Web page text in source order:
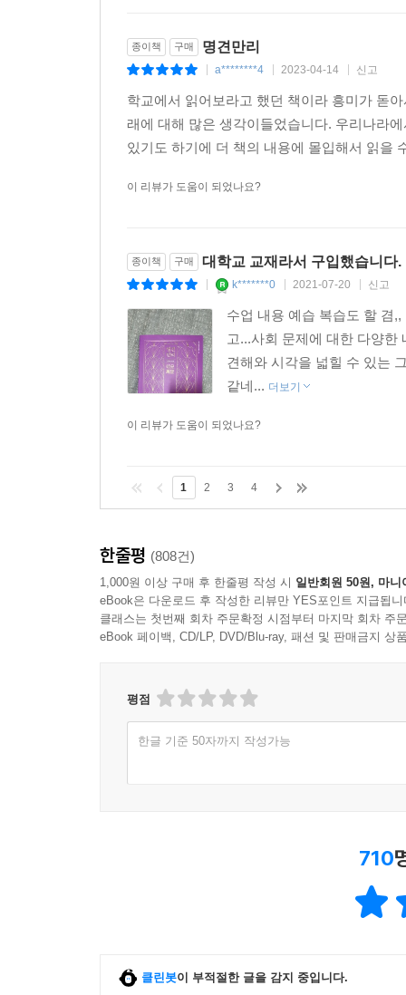
종이책 구매 명견만리
a********4 2023-04-14 신고
학교에서 읽어보라고 했던 책이라 흥미가 돋
래에 대해 많은 생각이들었습니다. 우리나라
있기도 하기에 더 책의 내용에 몰입해서 읽을
이 리뷰가 도움이 되었나요?
종이책 구매 대학교 교재라서 구입했습니다.
k*******0 2021-07-20 신고
수업 내용 예습 복습도 할 겸
고...사회 문제에 대한 다양한
견해와 시각을 넓힐 수 있는
같네... 더보기
이 리뷰가 도움이 되었나요?
1 2 3 4
한줄평 (808건)
1,000원 이상 구매 후 한줄평 작성 시 일반회원 50원, 마니
eBook은 다운로드 후 작성한 리뷰만 YES포인트 지급됩니
클래스는 첫번째 회차 주문확정 시점부터 마지막 회차 주
eBook 페이백, CD/LP, DVD/Blu-ray, 패션 및 판매금지 상
평점
한글 기준 50자까지 작성가능
710
클린봇이 부적절한 글을 감지 중입니다.